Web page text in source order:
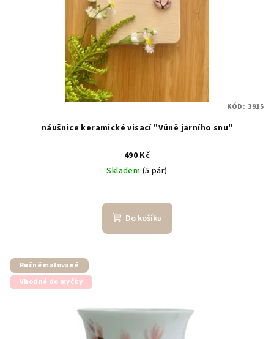
náušnice keramické visací "Vůně jarního snu"
490 Kč
Skladem (5 pár)
Do košíku
KÓD: 3915
Ručně malované
Vhodné do myčky